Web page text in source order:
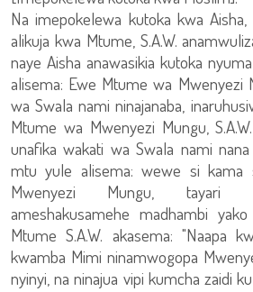
Na imepokelewa kutoka kwa
alikuja kwa Mtume, S.A.W.
naye Aisha anawasikia kutoka
alisema: Ewe Mtume wa Mwenyezi
wa Swala nami ninajanaba,
Mtume wa Mwenyezi Mungu,
unafika wakati wa Swala nami nana
mtu yule alisema: wewe si kama
Mwenyezi Mungu, tayari
ameshakusamehe madhambi
Mtume S.A.W. akasema: "Naapa
kwamba Mimi ninamwogopa
nyinyi, na ninajua vipi kumcha zaidi